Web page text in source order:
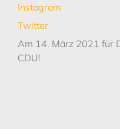
Instagram
Twitter
Am 14. März 2021 für
CDU!